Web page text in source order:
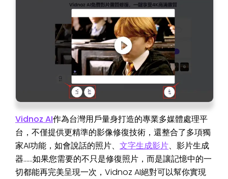
Vidnoz AI作為台灣用戶量身打造的專業多媒體處理平
台，不僅提供更精準的影像修復技術，還整合了多項獨
家AI功能，如會說話的照片、 文字生成影片、影片生成
器……如果您需要的不只是修復照片，而是讓記憶中的一
切都能再完美呈現一次，Vidnoz AI絕對可以幫你實現